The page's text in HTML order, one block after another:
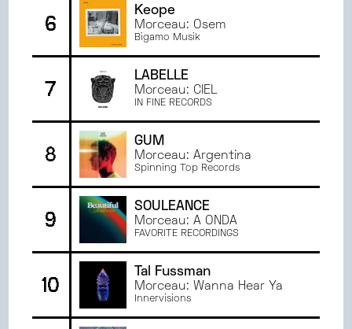
AVRIL2023
MARS2023
FÉVRIER2023
JANVIER2023
2022
2022
AVRIL2022
MARS2022
6
Keope
Morceau: Osem
Bigamo Musik
7
LABELLE
Morceau: CIEL
IN FINÉ RECORDS
8
GUM
Morceau: Argentina
Spinning Top Records
9
SOULEANCE
Morceau: A ONDA
FAVORITE RECORDINGS
10
Tal Fussman
Morceau: Wanna Hear Ya
Innervisions